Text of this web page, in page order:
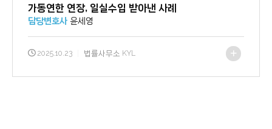
가동연한 연장, 일실수입 받아낸 사례
담당변호사 윤세영
2025.10.23 법률사무소 KYL